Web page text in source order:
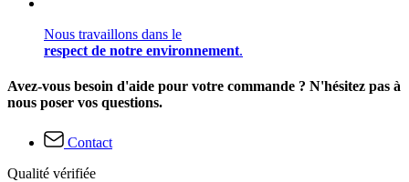
Nous travaillons dans le
respect de notre environnement.
Avez-vous besoin d'aide pour votre commande ? N'hésitez pas à
nous poser vos questions.
Contact
Qualité vérifiée